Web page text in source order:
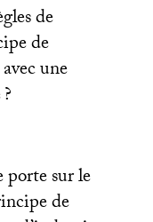
de
de
une
?
porte sur le
de